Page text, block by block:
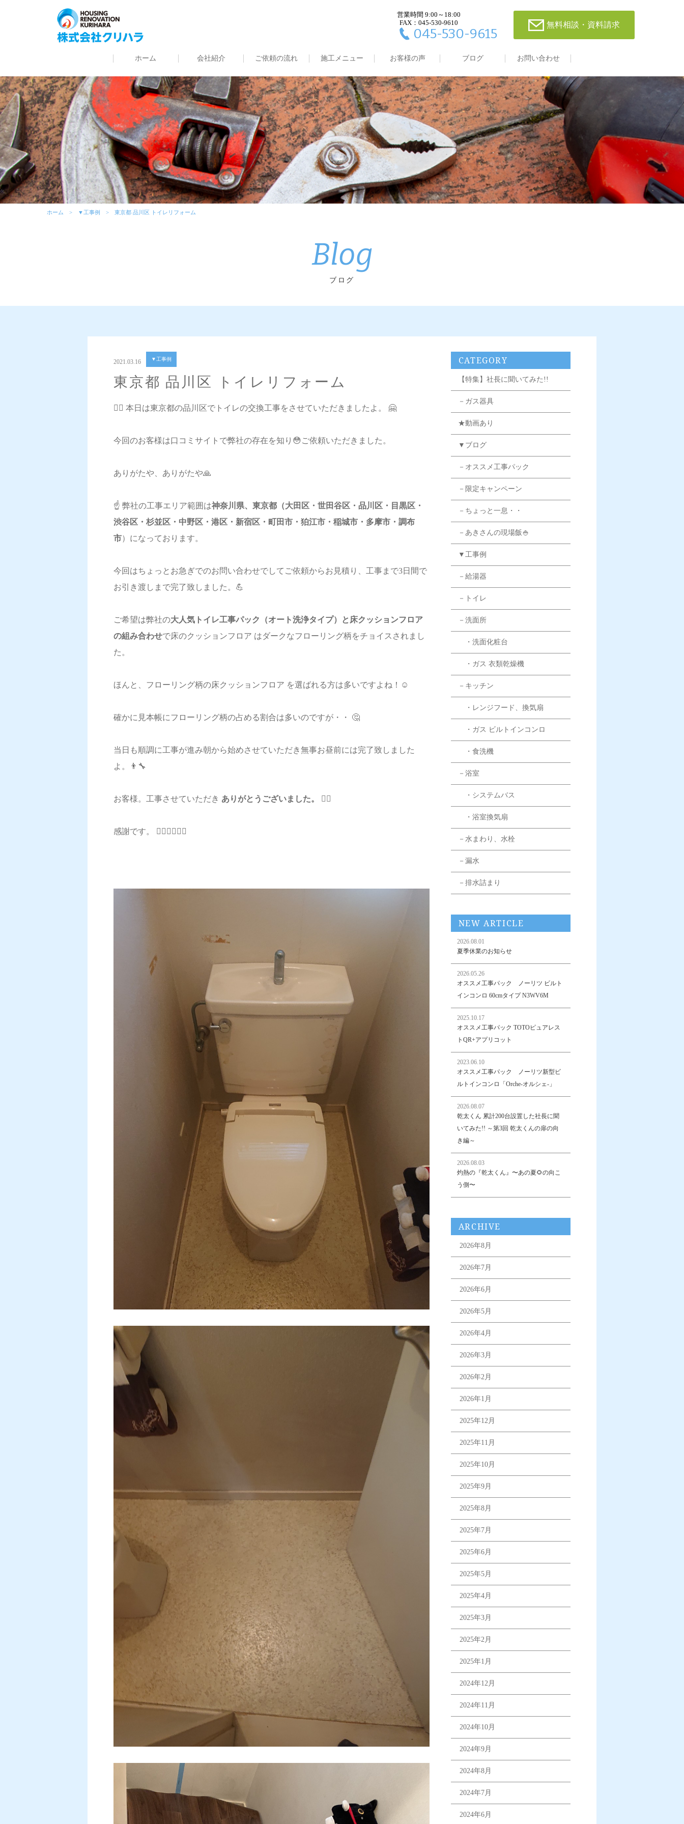
営業時間 9:00～18:00
FAX：045-530-9610
045-530-9615
無料相談・資料請求
ホーム 会社紹介 ご依頼の流れ 施工メニュー お客様の声 ブログ お問い合わせ
ホーム ▼工事例 東京都 品川区 トイレリフォーム
Blog
ブログ
2021.03.16 ▼工事例
東京都 品川区 トイレリフォーム
💁‍♀️ 本日は東京都の品川区でトイレの交換工事をさせていただきましたよ。 🤗
今回のお客様は口コミサイトで弊社の存在を知り😳ご依頼いただきました。
ありがたや、ありがたや🙏
☝️ 弊社の工事エリア範囲は神奈川県、東京都（大田区・世田谷区・品川区・目黒区・
渋谷区・杉並区・中野区・港区・新宿区・町田市・狛江市・稲城市・多摩市・調布
市）になっております。
今回はちょっとお急ぎでのお問い合わせでしてご依頼からお見積り、工事まで3日間で
お引き渡しまで完了致しました。💪
ご希望は弊社の大人気トイレ工事パック（オート洗浄タイプ）と床クッションフロア
の組み合わせで床のクッションフロア はダークなフローリング柄をチョイスされまし
た。
ほんと、フローリング柄の床クッションフロア を選ばれる方は多いですよね！☺️
確かに見本帳にフローリング柄の占める割合は多いのですが・・ 🤔
当日も順調に工事が進み朝から始めさせていただき無事お昼前には完了致しました
よ。👨‍🔧
お客様。工事させていただき ありがとうございました。 🙇‍♂️
感謝です。 🙇‍♂️🙇‍♂️🙇‍♂️
CATEGORY
【特集】社長に聞いてみた!!
－ガス器具
★動画あり
▼ブログ
－オススメ工事パック
－限定キャンペーン
－ちょっと一息・・
－あきさんの現場飯🍚
▼工事例
－給湯器
－トイレ
－洗面所
・洗面化粧台
・ガス 衣類乾燥機
－キッチン
・レンジフード、換気扇
・ガス ビルトインコンロ
・食洗機
－浴室
・システムバス
・浴室換気扇
－水まわり、水栓
－漏水
－排水詰まり
NEW ARTICLE
2026.08.01
夏季休業のお知らせ
2026.05.26
オススメ工事パック ノーリツ ビルト
インコンロ 60cmタイプ N3WV6M
2025.10.17
オススメ工事パック TOTOピュアレス
トQR+アプリコット
2023.06.10
オススメ工事パック ノーリツ新型ビ
ルトインコンロ「Orche-オルシェ-」
2026.08.07
乾太くん 累計200台設置した社長に聞
いてみた!! ～第3回 乾太くんの扉の向
き編～
2026.08.03
灼熱の『乾太くん』〜あの夏🌻の向こ
う側〜
ARCHIVE
2026年8月
2026年7月
2026年6月
2026年5月
2026年4月
2026年3月
2026年2月
2026年1月
2025年12月
2025年11月
2025年10月
2025年9月
2025年8月
2025年7月
2025年6月
2025年5月
2025年4月
2025年3月
2025年2月
2025年1月
2024年12月
2024年11月
2024年10月
2024年9月
2024年8月
2024年7月
2024年6月